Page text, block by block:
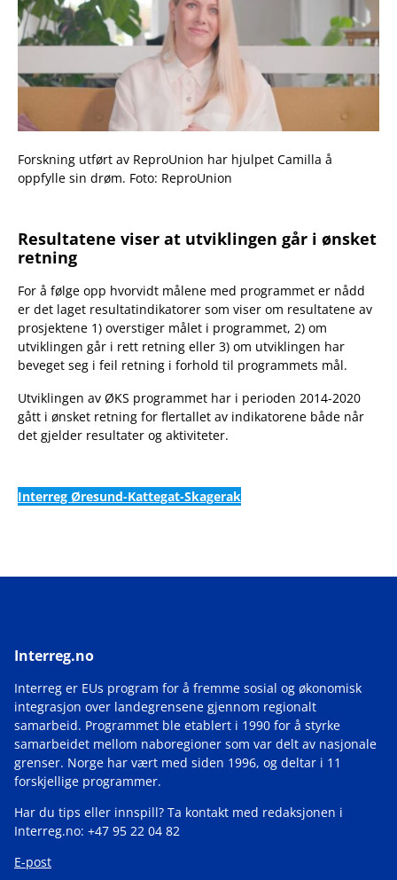
Forskning utført av ReproUnion har hjulpet Camilla å
oppfylle sin drøm. Foto: ReproUnion
Resultatene viser at utviklingen går i ønsket
retning
For å følge opp hvorvidt målene med programmet er nådd
er det laget resultatindikatorer som viser om resultatene av
prosjektene 1) overstiger målet i programmet, 2) om
utviklingen går i rett retning eller 3) om utviklingen har
beveget seg i feil retning i forhold til programmets mål.
Utviklingen av ØKS programmet har i perioden 2014-2020
gått i ønsket retning for flertallet av indikatorene både når
det gjelder resultater og aktiviteter.
Interreg Øresund-Kattegat-Skagerak
Interreg.no
Interreg er EUs program for å fremme sosial og økonomisk
integrasjon over landegrensene gjennom regionalt
samarbeid. Programmet ble etablert i 1990 for å styrke
samarbeidet mellom naboregioner som var delt av nasjonale
grenser. Norge har vært med siden 1996, og deltar i 11
forskjellige programmer.
Har du tips eller innspill? Ta kontakt med redaksjonen i
Interreg.no: +47 95 22 04 82
E-post